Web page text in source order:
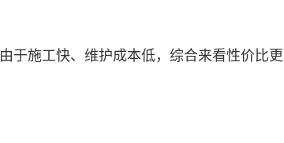
于施工快、维护成本低，综合来看性价比更